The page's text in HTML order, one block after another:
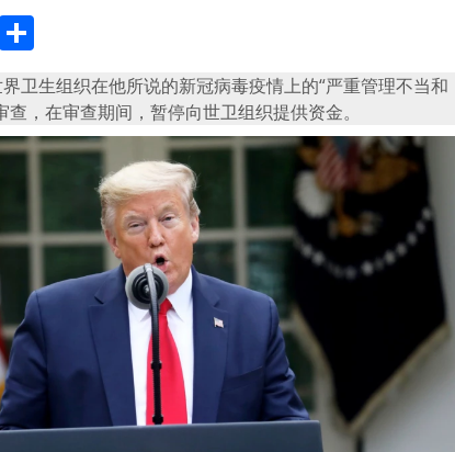
WhatsApp
享
卫生组织在他所说的新冠病毒疫情上的“严重管理不当和
，在审查期间，暂停向世卫组织提供资金。